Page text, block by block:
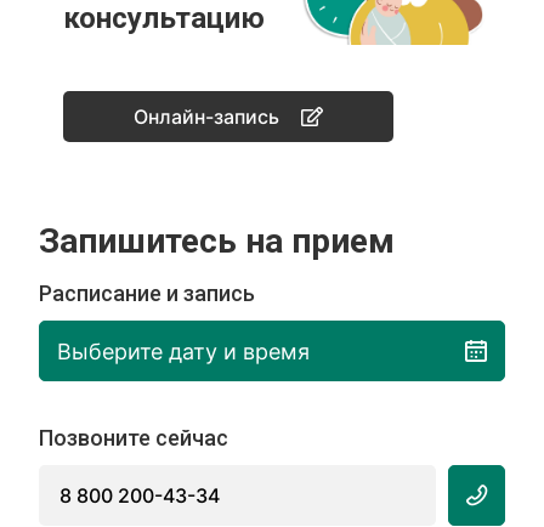
консультацию
Онлайн-запись
Запишитесь на прием
Расписание и запись
Выберите дату и время
Позвоните сейчас
8 800 200-43-34